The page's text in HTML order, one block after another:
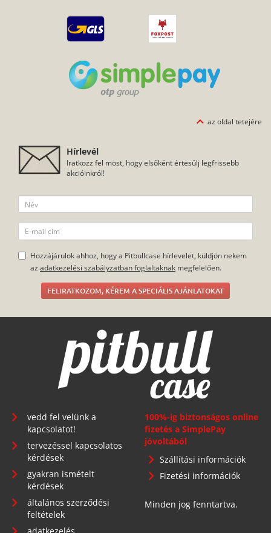
az oldal tetejére
Hírlevél
Iratkozz fel most, hogy elsőként értesülj legfrissebb
akcióinkról!
Hozzájárulok ahhoz, hogy a Pitbullcase hírlevelet, küldjön nekem
az adatkezelési szabályzatban foglaltaknak megfelelően.
FELIRATKOZOM, KÉREM A SPECIÁLIS AJÁNLATOKAT
vedd fel velünk a
kapcsolatot!
tervezéssel kapcsolatos
kérdések
gyakran ismételt
kérdések
általános szerződési
feltételek
adatkezelés
100%-ig biztonságos online
fizetés a SimplePay
jóvoltából
Szállítási információk
Fizetési információk
Minden jog fenntartva.